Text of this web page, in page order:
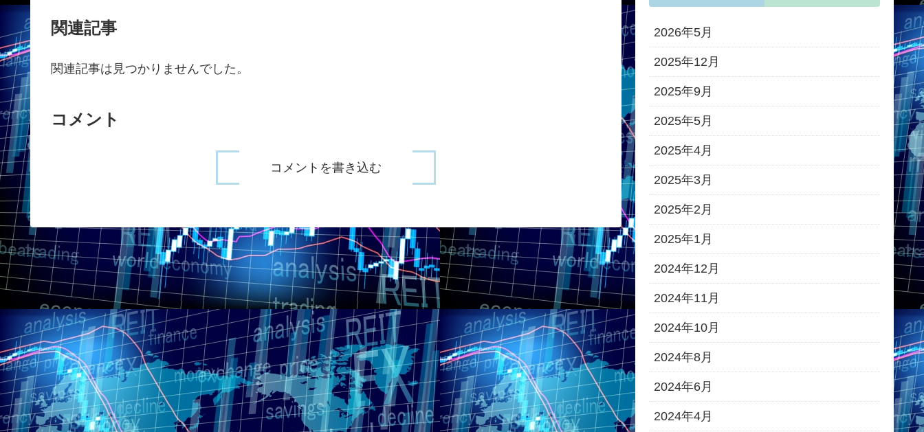
関連記事
関連記事は見つかりませんでした。
コメント
コメントを書き込む
2026年5月
2025年12月
2025年9月
2025年5月
2025年4月
2025年3月
2025年2月
2025年1月
2024年12月
2024年11月
2024年10月
2024年8月
2024年6月
2024年4月